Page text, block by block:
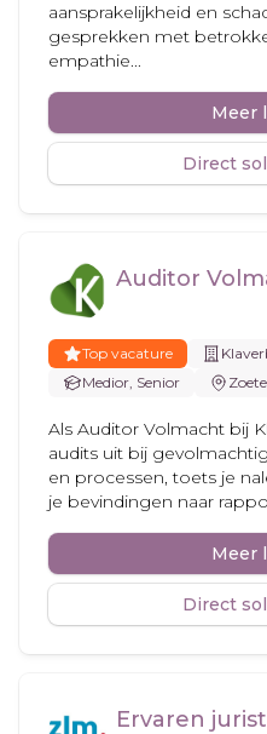
aansprakelijkheid en
gesprekken met
empathie...
Meer
Direct
Auditor
Top vacature
Medior, Senior
Als Auditor Volmacht bij
audits uit bij
en processen, toets je
je bevindingen naar
Meer
Direct
Ervaren jurist